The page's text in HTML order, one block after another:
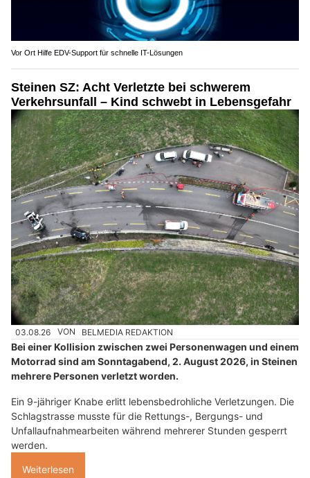
Vor Ort Hilfe EDV-Support für schnelle IT-Lösungen
Steinen SZ: Acht Verletzte bei schwerem
Verkehrsunfall – Kind schwebt in Lebensgefahr
03.08.26 VON BELMEDIA REDAKTION
Bei einer Kollision zwischen zwei Personenwagen und einem
Motorrad sind am Sonntagabend, 2. August 2026, in Steinen
mehrere Personen verletzt worden.
Ein 9-jähriger Knabe erlitt lebensbedrohliche Verletzungen. Die
Schlagstrasse musste für die Rettungs-, Bergungs- und
Unfallaufnahmearbeiten während mehrerer Stunden gesperrt
werden.
Weiterlesen